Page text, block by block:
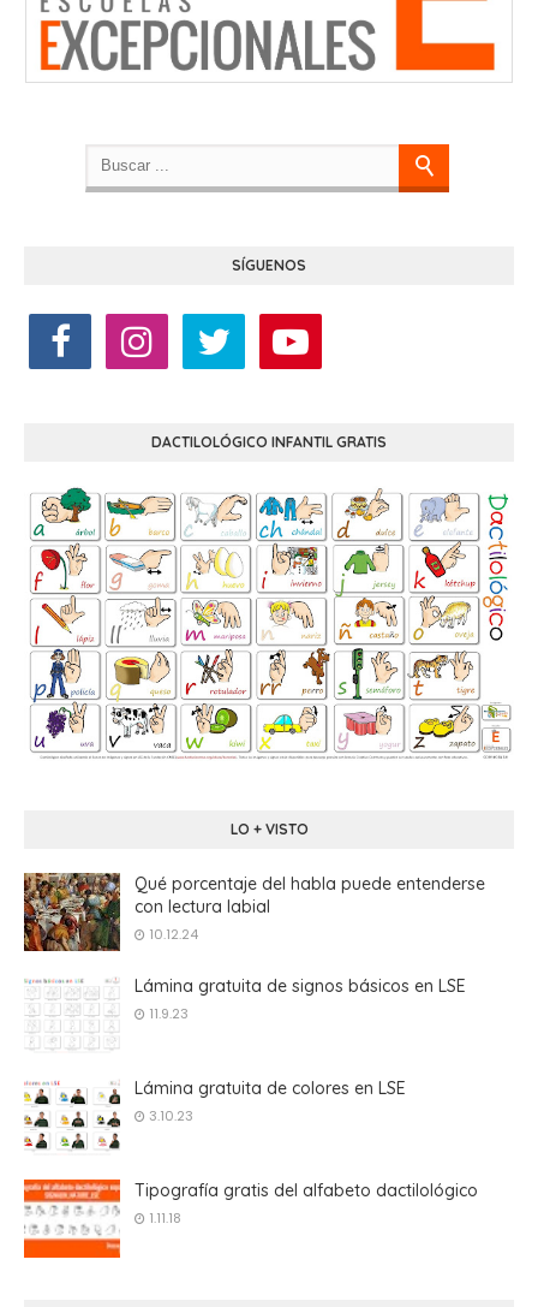
SÍGUENOS
DACTILOLÓGICO INFANTIL GRATIS
LO + VISTO
Qué porcentaje del habla puede entenderse
con lectura labial
10.12.24
Lámina gratuita de signos básicos en LSE
11.9.23
Lámina gratuita de colores en LSE
3.10.23
Tipografía gratis del alfabeto dactilológico
1.11.18